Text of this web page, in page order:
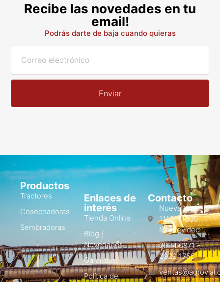
Recibe las novedades en tu
email!
Podrás darte de baja cuando quieras
Enviar
Productos
Tractores
Cosechadoras
Sembradoras
Enlaces de
interés
Tienda Online
Blog /
Novedades
Garantias
Política de
Contacto
Nueva York
1110, 11800
Montevideo
2924 6871 -
2929 1755